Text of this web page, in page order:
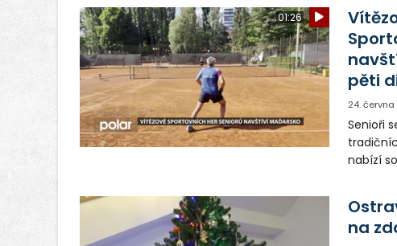
01:26
pěti
24.
Senioři
nabízí
na